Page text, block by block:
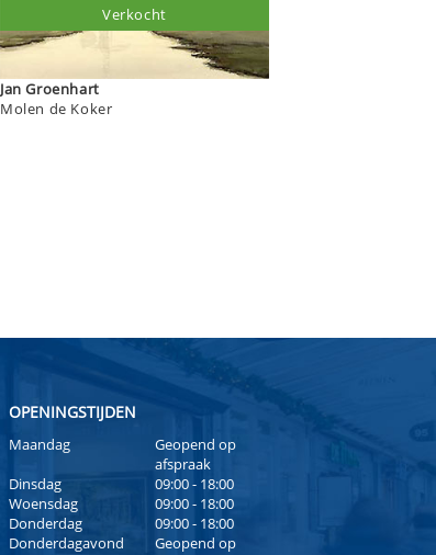
Jan Groenhart
Molen de Koker
Verkocht
OPENINGSTIJDEN
Maandag
Geopend op
afspraak
Dinsdag
09:00 - 18:00
Woensdag
09:00 - 18:00
Donderdag
09:00 - 18:00
Donderdagavond
Geopend op